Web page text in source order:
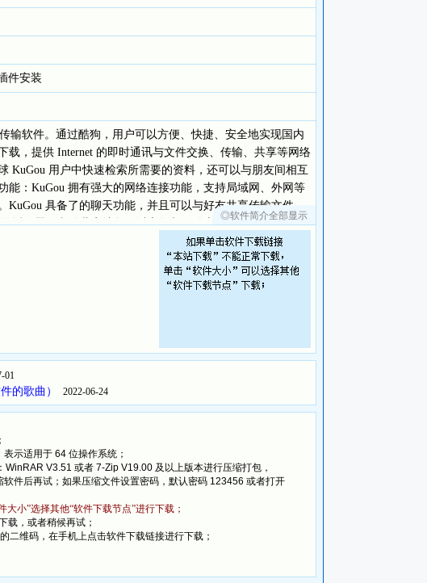
件安装
软件。通过酷狗，用户可以方便、快捷、安全地实现国内
，提供 Internet 的即时通讯与文件交换、传输、共享等网络
KuGou 用户中快速检索所需要的资料，还可以与朋友间相互
能：KuGou 拥有强大的网络连接功能，支持局域网、外网等
具备了的聊天功能，并且可以与好友共享传输文件，
播放器。文件共享让您可以立即与伙伴之间共同分享自己电
、自主、安全的世界局域网。
◎软件简介全部显示
01
的歌曲） 2022-06-24
表示适用于 64 位操作系统；
WinRAR V3.51 或者 7-Zip V19.00 及以上版本进行压缩打包，
件后再试；如果压缩文件设置密码，默认密码 123456 或者打开
小”选择其他“软件下载节点”进行下载；
载，或者稍候再试；
二维码，在手机上点击软件下载链接进行下载；